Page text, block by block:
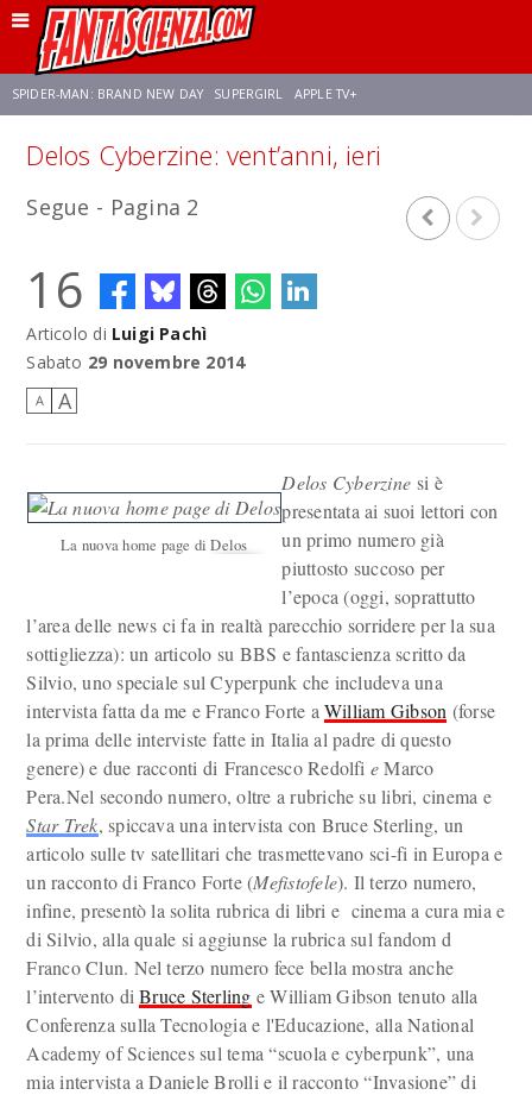
SPIDER-MAN: BRAND NEW DAY SUPERGIRL APPLE TV+
FRANCO RICCIARDIELLO AVENGERS: DOOMSDAY
Delos Cyberzine: vent’anni, ieri
Segue - Pagina 2
16
Articolo di Luigi Pachì
Sabato 29 novembre 2014
A A
La nuova home page di Delos
Delos Cyberzine si è
presentata ai suoi lettori con
un primo numero già
piuttosto succoso per
l’epoca (oggi, soprattutto
l’area delle news ci fa in realtà parecchio sorridere per la sua
sottigliezza): un articolo su BBS e fantascienza scritto da
Silvio, uno speciale sul Cyperpunk che includeva una
intervista fatta da me e Franco Forte aWilliam Gibson (forse
la prima delle interviste fatte in Italia al padre di questo
genere) e due racconti di Francesco Redolfi eMarco
Pera.Nel secondo numero, oltre a rubriche su libri, cinema e
Star Trek, spiccava una intervista con Bruce Sterling, un
articolo sulle tv satellitari che trasmettevano sci-fi in Europa e
un racconto di Franco Forte (Mefistofele). Il terzo numero,
infine, presentò la solita rubrica di libri e cinema a cura mia e
di Silvio, alla quale si aggiunse la rubrica sul fandom d
Franco Clun. Nel terzo numero fece bella mostra anche
l’intervento diBruce Sterling e William Gibson tenuto alla
Conferenza sulla Tecnologia e l'Educazione, alla National
Academy of Sciences sul tema “scuola e cyberpunk”, una
mia intervista a Daniele Brolli e il racconto “Invasione” di